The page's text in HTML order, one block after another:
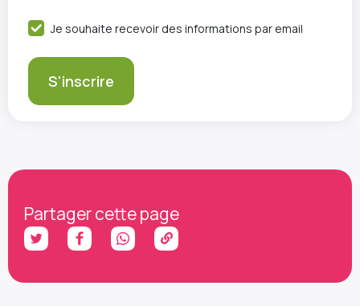
Je souhaite recevoir des informations par email
Partager cette page